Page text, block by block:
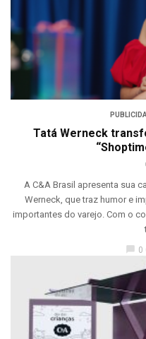
Tatá Werneck
A C&A Brasil apresenta sua
Werneck, que traz humor e
importantes do varejo. Com o
chat_bubble 0